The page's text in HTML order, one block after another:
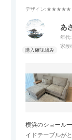
デザイン:★★★★★
あ
年代:
家族
横浜のショール
イドテーブルが